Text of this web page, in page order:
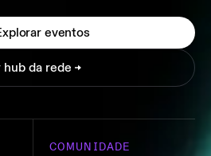
eventos
hub da rede
COMUNIDADE